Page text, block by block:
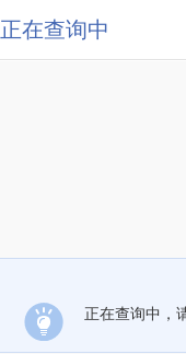
正在查询中
正在查询中，